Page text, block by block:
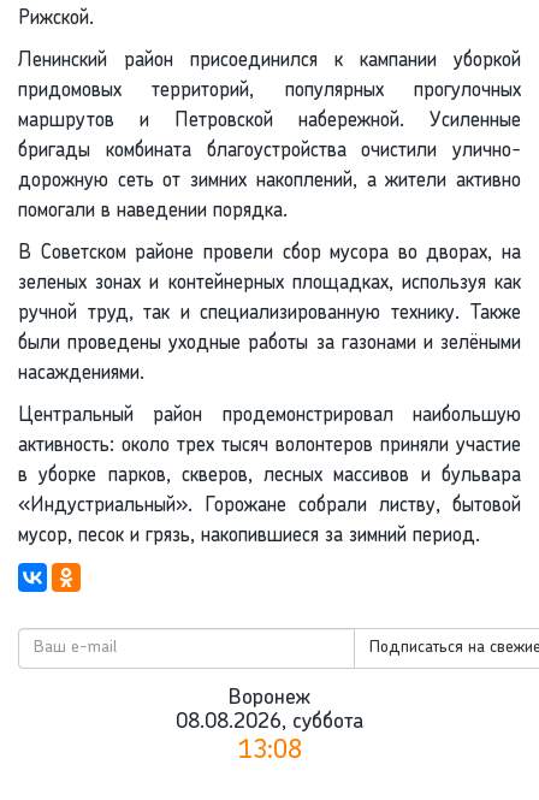
Рижской.
Ленинский район присоединился к кампании уборкой
придомовых территорий, популярных прогулочных
маршрутов и Петровской набережной. Усиленные
бригады комбината благоустройства очистили улично-
дорожную сеть от зимних накоплений, а жители активно
помогали в наведении порядка.
В Советском районе провели сбор мусора во дворах, на
зеленых зонах и контейнерных площадках, используя как
ручной труд, так и специализированную технику. Также
были проведены уходные работы за газонами и зелёными
насаждениями.
Центральный район продемонстрировал наибольшую
активность: около трех тысяч волонтеров приняли участие
в уборке парков, скверов, лесных массивов и бульвара
«Индустриальный». Горожане собрали листву, бытовой
мусор, песок и грязь, накопившиеся за зимний период.
Подписаться на
Воронеж
08.08.2026, суббота
13:08